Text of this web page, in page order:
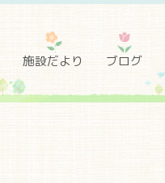
施設だより ブログ